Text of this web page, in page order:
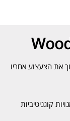
את הצעצוע אחריו
קוגניטיביות